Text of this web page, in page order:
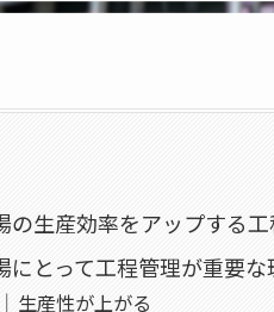
の生産効率をアップする
にとって工程管理が重要
生産性が上がる